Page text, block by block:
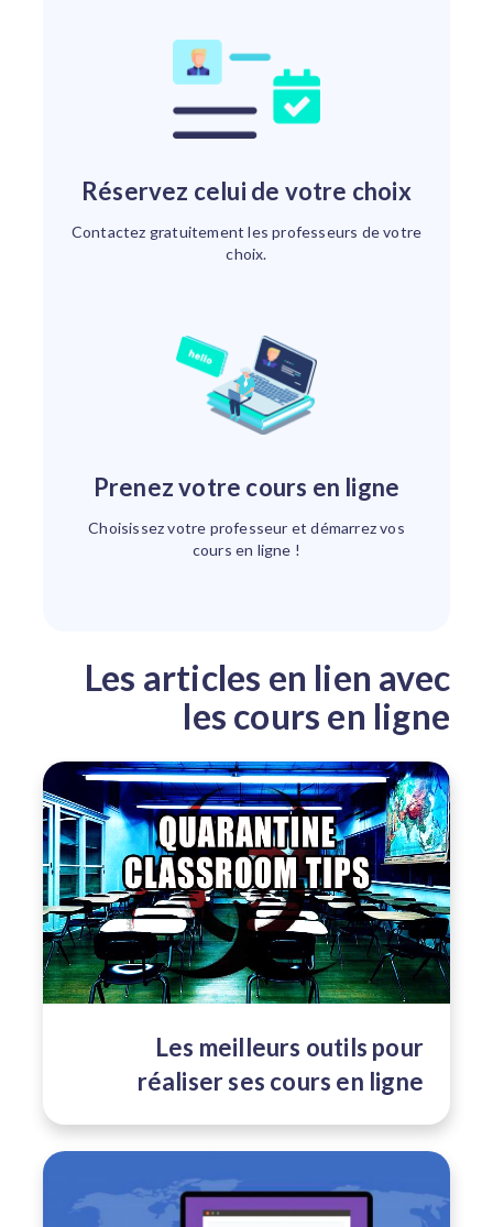
Réservez celui de votre choix
Contactez gratuitement les professeurs de votre
choix.
Prenez votre cours en ligne
Choisissez votre professeur et démarrez vos
cours en ligne !
Les articles en lien avec
les cours en ligne
Les meilleurs outils pour
réaliser ses cours en ligne